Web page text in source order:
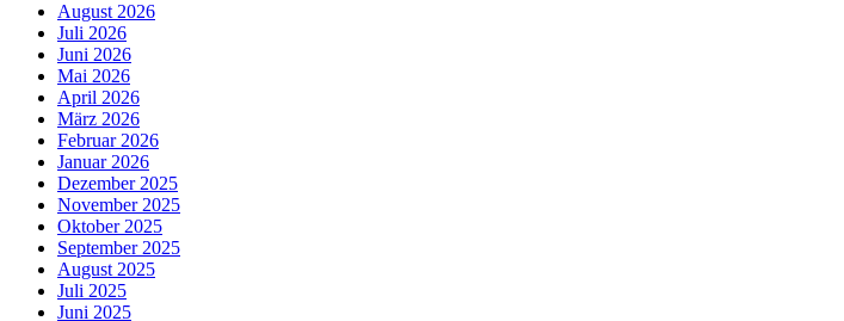
August 2026
Juli 2026
Juni 2026
Mai 2026
April 2026
März 2026
Februar 2026
Januar 2026
Dezember 2025
November 2025
Oktober 2025
September 2025
August 2025
Juli 2025
Juni 2025